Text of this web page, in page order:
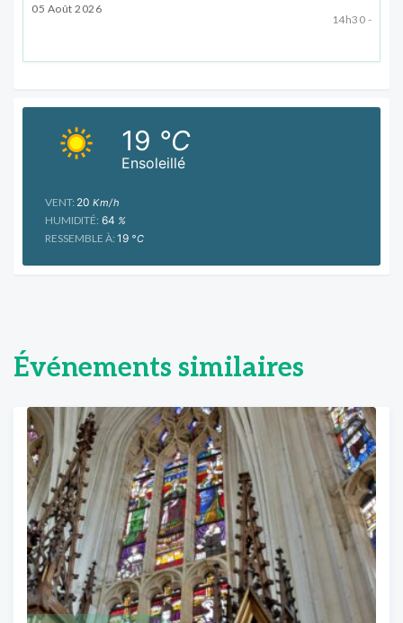
05 Août 2026
14h30 -
Ensoleillé
19 °C
VENT: 20 Km/h
HUMIDITÉ: 64 %
RESSEMBLE À: 19 °C
Événements similaires